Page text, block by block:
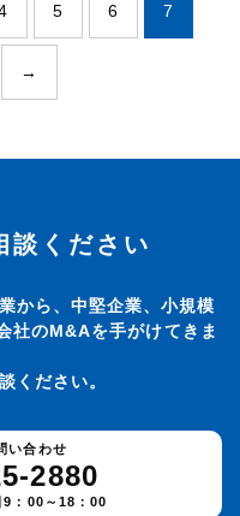
5 6 7
→
談ください
から、中堅企業、小規模
社のM&Aを手がけてきま
ください。
い合わせ
2880
9：00～18：00